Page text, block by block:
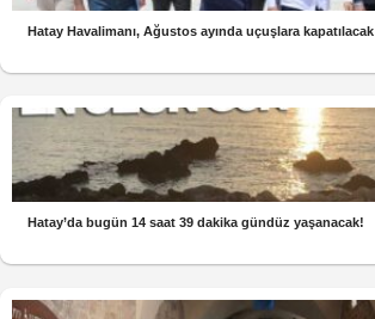
Hatay Havalimanı, Ağustos ayında uçuşlara kapatılacak
Hatay’da bugün 14 saat 39 dakika gündüz yaşanacak!